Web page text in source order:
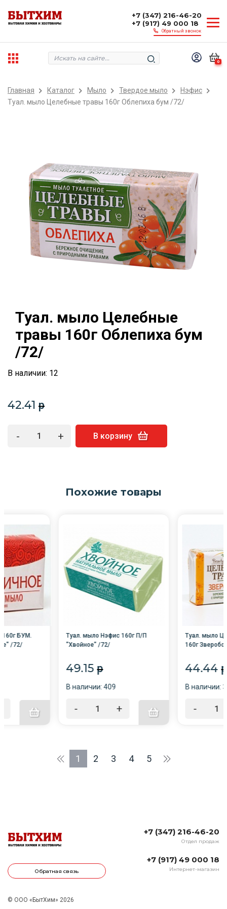
+7 (347) 216-46-20
+7 (917) 49 000 18
Обратный звонок
0
Главная Каталог Мыло Твердое мыло
Нэфис
Туал. мыло Целебные травы 160г Облепиха бум /72/
Туал. мыло Целебные
травы 160г Облепиха бум
/72/
В наличии: 12
42.41 p
- + В корзину
Похожие товары
160г БУМ.
/72/
Туал. мыло Нэфис 160г П/П
"Хвойное" /72/
49.15 p
В наличии: 409
- +
Туал. мыло
160г
44.44 p
В наличии:
-
1 2 3 4 5
Обратная связь
+7 (347) 216-46-20
Отдел продаж
+7 (917) 49 000 18
Интернет-магазин
© ООО «БытХим» 2026